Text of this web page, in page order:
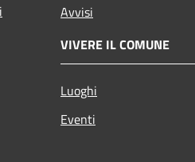
Avvisi
VIVERE IL COMUNE
Luoghi
Eventi